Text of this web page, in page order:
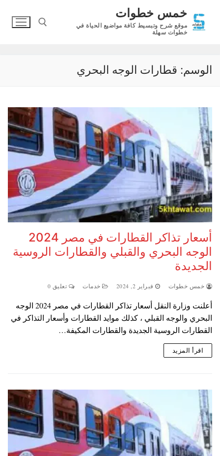
المحتوى
خمس خطوات
موقع شرح وتبسيط كافة مواضيع الحياة في
خطوات سهلة
الوسم: قطارات الوجه البحري
أسعار تذاكر القطارات في مصر 2024
الوجه البحري والقبلي والقطارات الروسية
الجديدة
خمس خطوات فبراير 2, 2024 خدمات تعليق 0
أعلنت وزارة النقل أسعار تذاكر القطارات في مصر 2024 الوجه
البحري والوجه القبلي ، كذلك موايد القطارات وأسعار التذاكر في
القطارات الروسية الجديدة والقطارات المكيفة…
اقرأ المزيد